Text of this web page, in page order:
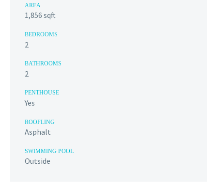
AREA
1,856 sqft
BEDROOMS
2
BATHROOMS
2
PENTHOUSE
Yes
ROOFLING
Asphalt
SWIMMING POOL
Outside